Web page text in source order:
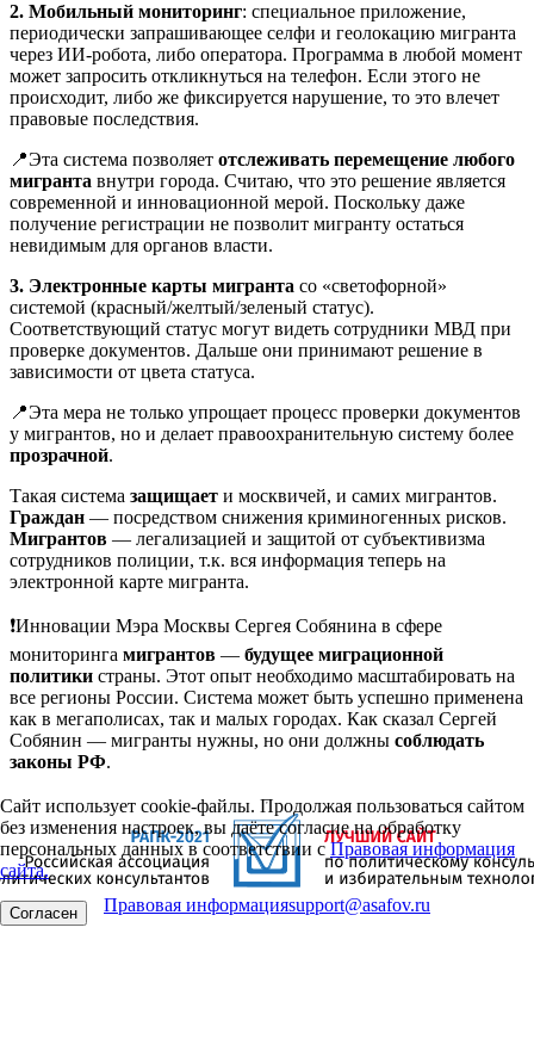
2. Мобильный мониторинг: специальное приложение,
периодически запрашивающее селфи и геолокацию мигранта
через ИИ-робота, либо оператора. Программа в любой момент
может запросить откликнуться на телефон. Если этого не
происходит, либо же фиксируется нарушение, то это влечет
правовые последствия.
📍Эта система позволяет отслеживать перемещение любого
мигранта внутри города. Считаю, что это решение является
современной и инновационной мерой. Поскольку даже
получение регистрации не позволит мигранту остаться
невидимым для органов власти.
3. Электронные карты мигранта со «светофорной»
системой (красный/желтый/зеленый статус).
Соответствующий статус могут видеть сотрудники МВД при
проверке документов. Дальше они принимают решение в
зависимости от цвета статуса.
📍Эта мера не только упрощает процесс проверки документов
у мигрантов, но и делает правоохранительную систему более
прозрачной.
Такая система защищает и москвичей, и самих мигрантов.
Граждан — посредством снижения криминогенных рисков.
Мигрантов — легализацией и защитой от субъективизма
сотрудников полиции, т.к. вся информация теперь на
электронной карте мигранта.
❗️Инновации Мэра Москвы Сергея Собянина в сфере
мониторинга мигрантов — будущее миграционной
политики страны. Этот опыт необходимо масштабировать на
все регионы России. Система может быть успешно применена
как в мегаполисах, так и малых городах. Как сказал Сергей
Собянин — мигранты нужны, но они должны соблюдать
законы РФ.
Сайт использует cookie-файлы. Продолжая пользоваться сайтом
без изменения настроек, вы даёте согласие на обработку
персональных данных в соответствии сПравовая информация
сайта.
Согласен Правовая информацияsupport@asafov.ru